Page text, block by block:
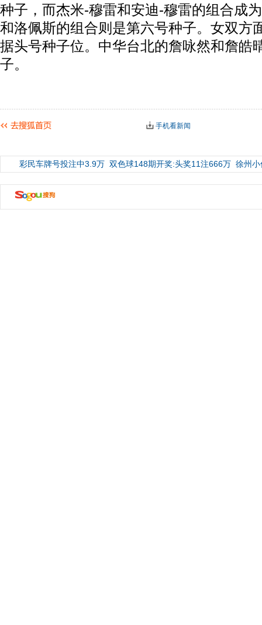
种子，而杰米-穆雷和安迪-穆雷的组合成
和洛佩斯的组合则是第六号种子。女双方
据头号种子位。中华台北的詹咏然和詹皓
子。
手机看新闻
彩民车牌号投注中3.9万 双色球148期开奖:头奖11注666万 徐州